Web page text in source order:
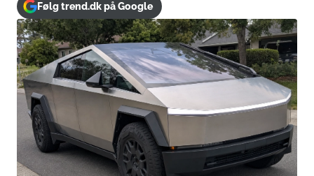
Følg trend.dk på Google